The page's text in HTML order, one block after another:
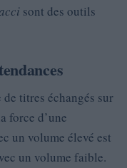
sont des outils
titres échangés sur
force d’une
un volume élevé est
un volume faible.